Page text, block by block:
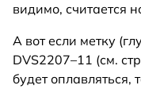
видимо, считается
А вот если метку
DVS2207–11 (см.
будет оплавляться,